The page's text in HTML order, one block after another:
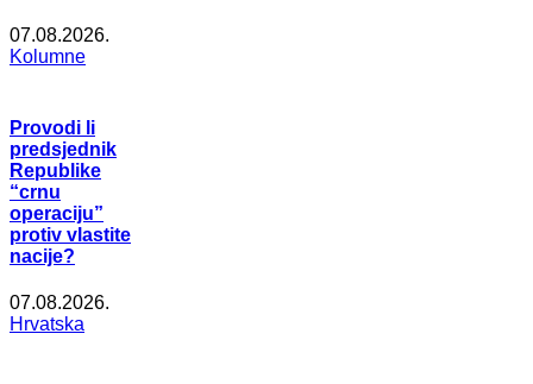
07.08.2026.
Kolumne
Provodi li
predsjednik
Republike
“crnu
operaciju”
protiv vlastite
nacije?
07.08.2026.
Hrvatska